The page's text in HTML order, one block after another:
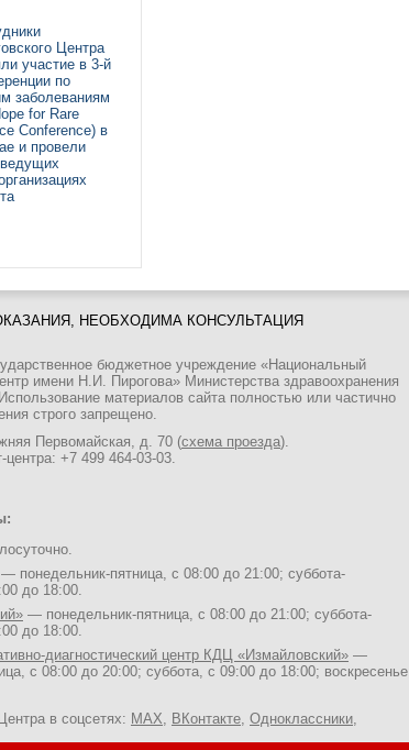
Центра
участие в 3-й
по
заболеваниям
for Rare
Conference) в
и провели
НЕОБХОДИМА КОНСУЛЬТАЦИЯ
бюджетное учреждение «Национальный
имени Н.И. Пирогова» Министерства здравоохранения
материалов сайта полностью или частично
строго запрещено.
Первомайская, д. 70 (схема проезда).
центра: +7 499 464-03-03.
— понедельник-пятница, с 08:00 до 21:00; суббота-
до 18:00.
— понедельник-пятница, с 08:00 до 21:00; суббота-
до 18:00.
диагностический центр КДЦ «Измайловский» —
с 08:00 до 20:00; суббота, с 09:00 до 18:00; воскресенье,
в соцсетях: MAX ВКонтакте Одноклассники